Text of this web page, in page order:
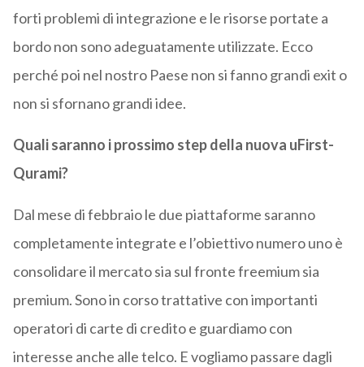
forti problemi di integrazione e le risorse portate a
bordo non sono adeguatamente utilizzate. Ecco
perché poi nel nostro Paese non si fanno grandi exit o
non si sfornano grandi idee.
Quali saranno i prossimo step della nuova uFirst-
Qurami?
Dal mese di febbraio le due piattaforme saranno
completamente integrate e l’obiettivo numero uno è
consolidare il mercato sia sul fronte freemium sia
premium. Sono in corso trattative con importanti
operatori di carte di credito e guardiamo con
interesse anche alle telco. E vogliamo passare dagli